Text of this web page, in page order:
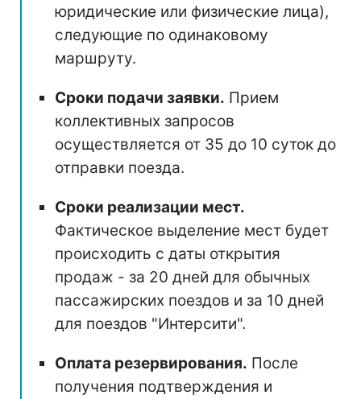
юридические или физические лица),
следующие по одинаковому
маршруту.
Сроки подачи заявки. Прием
коллективных запросов
осуществляется от 35 до 10 суток до
отправки поезда.
Сроки реализации мест.
Фактическое выделение мест будет
происходить с даты открытия
продаж - за 20 дней для обычных
пассажирских поездов и за 10 дней
для поездов "Интерсити".
Оплата резервирования. После
получения подтверждения и